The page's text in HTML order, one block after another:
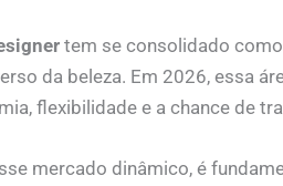
tem se consolidado
da beleza. Em 2026, essa
flexibilidade e a chance de
mercado dinâmico, é